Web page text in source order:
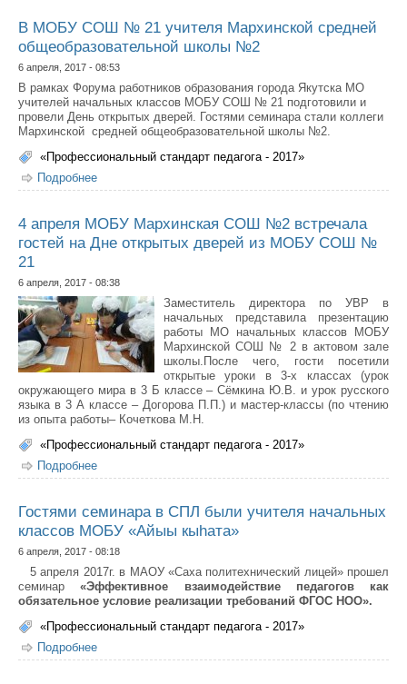
В МОБУ СОШ № 21 учителя Мархинской средней
общеобразовательной школы №2
6 апреля, 2017 - 08:53
В рамках Форума работников образования города Якутска МО
учителей начальных классов МОБУ СОШ № 21 подготовили и
провели День открытых дверей. Гостями семинара стали коллеги
Мархинской средней общеобразовательной школы №2.
«Профессиональный стандарт педагога - 2017»
Подробнее
общеобразовательной школы №2
4 апреля МОБУ Мархинская СОШ №2 встречала
гостей на Дне открытых дверей из МОБУ СОШ №
21
6 апреля, 2017 - 08:38
Заместитель директора по УВР в
начальных представила презентацию
работы МО начальных классов МОБУ
Мархинской СОШ № 2 в актовом зале
школы.После чего, гости посетили
открытые уроки в 3-х классах (урок
окружающего мира в 3 Б классе – Сёмкина Ю.В. и урок русского
языка в 3 А классе – Догорова П.П.) и мастер-классы (по чтению
из опыта работы– Кочеткова М.Н.
«Профессиональный стандарт педагога - 2017»
Подробнее
гостей на Дне открытых дверей из МОБУ СОШ № 21
Гостями семинара в СПЛ были учителя начальных
классов МОБУ «Айыы кыһата»
6 апреля, 2017 - 08:18
5 апреля 2017г. в МАОУ «Саха политехнический лицей» прошел
семинар«Эффективное взаимодействие педагогов как
обязательное условие реализации требований ФГОС НОО».
«Профессиональный стандарт педагога - 2017»
Подробнее
классов МОБУ «Айыы кыһата»